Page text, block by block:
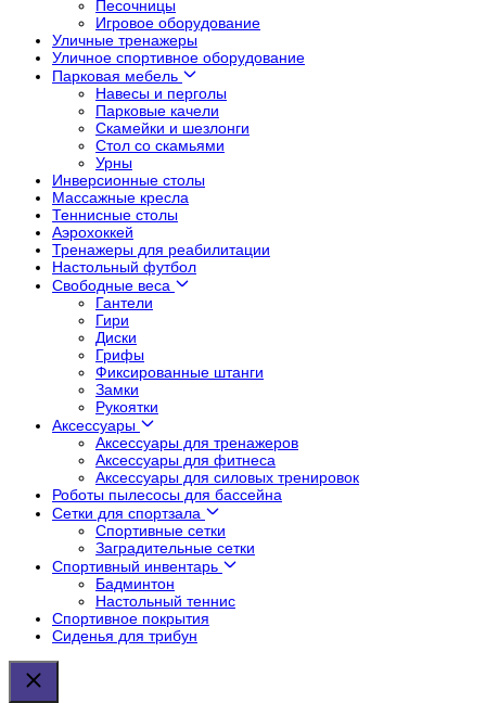
Песочницы
Игровое оборудование
Уличные тренажеры
Уличное спортивное оборудование
Парковая мебель
Навесы и перголы
Парковые качели
Скамейки и шезлонги
Стол со скамьями
Урны
Инверсионные столы
Массажные кресла
Теннисные столы
Аэрохоккей
Тренажеры для реабилитации
Настольный футбол
Свободные веса
Гантели
Гири
Диски
Грифы
Фиксированные штанги
Замки
Рукоятки
Аксессуары
Аксессуары для тренажеров
Аксессуары для фитнеса
Аксессуары для силовых тренировок
Роботы пылесосы для бассейна
Сетки для спортзала
Спортивные сетки
Заградительные сетки
Спортивный инвентарь
Бадминтон
Настольный теннис
Спортивное покрытия
Сиденья для трибун